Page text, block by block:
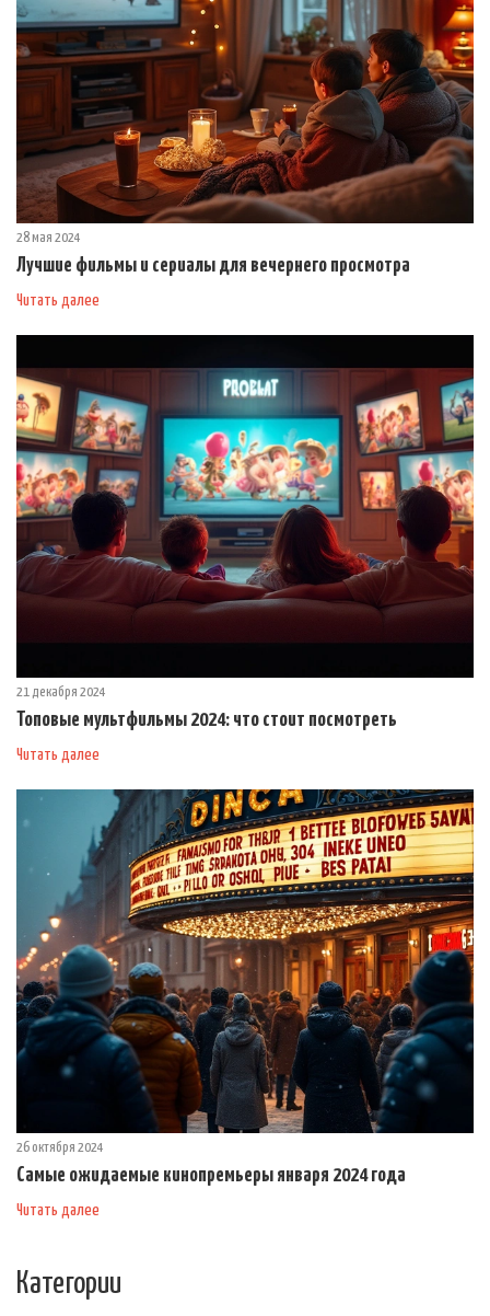
28 мая 2024
Лучшие фильмы и сериалы для вечернего просмотра
Читать далее
21 декабря 2024
Топовые мультфильмы 2024: что стоит посмотреть
Читать далее
26 октября 2024
Самые ожидаемые кинопремьеры января 2024 года
Читать далее
Категории